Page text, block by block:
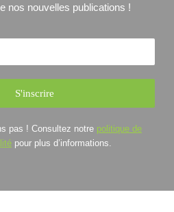
nos nouvelles publications !
pas ! Consultez notre politique de
pour plus d’informations.